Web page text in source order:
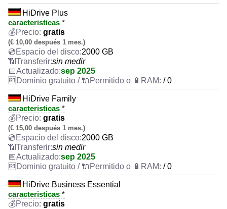
HiDrive Plus
caracteristicas *
gratis
(€ 10,00 después 1 mes.)
2000 GB
sin medir
sep 2025
/ 0
HiDrive Family
caracteristicas *
gratis
(€ 15,00 después 1 mes.)
2000 GB
sin medir
sep 2025
/ 0
HiDrive Business Essential
caracteristicas *
gratis